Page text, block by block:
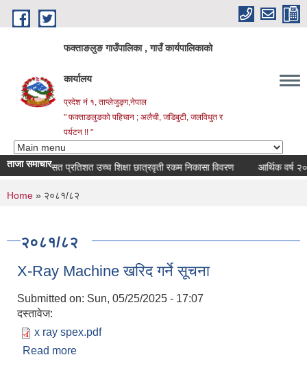
Skip to main content
फक्ताङलुङ गाउँपालिका , गाउँ कार्यपालिकाको
कार्यालय
प्रदेश नं १, ताप्लेजुङ्ग,नेपाल
" फक्ताङलुङको पहिचान ; अलैची, जडिबुटी, जलविधुत र
पर्यटन !! "
ताजा समाचारसत प्रतिशत उच्च शिक्षा छात्रवृती रकम निकासा विवरण आर्थिक वर्ष
You are here
Home » २०८१/८२
२०८१/८२
X-Ray Machine खरिद गर्ने सूचना
Submitted on: Sun, 05/25/2025 - 17:07
दस्तावेज:
x ray spex.pdf
Read more